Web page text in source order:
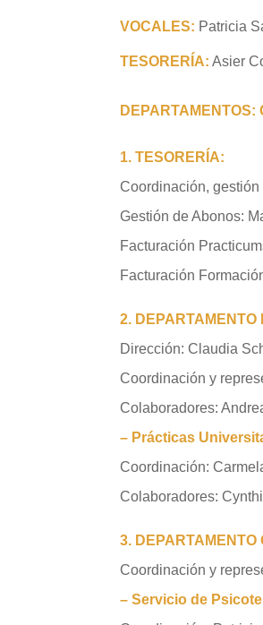
VOCALES: Patricia
TESORERÍA: Asier
1. TESORERÍA:
Coordinación,gestión
Gestión de Abonos:
Facturación P
Facturación
2. DEPARTAMENTO
Dirección: Claudia
Coordinación y
Colaboradores:
– Prácticas
Coordinación:
Colaboradores:
3. DEPARTAMENTO
Coordinación y
– Servicio de